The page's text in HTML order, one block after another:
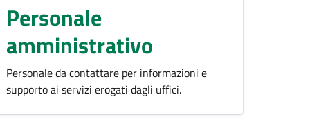
Personale
amministrativo
Personale da contattare per informazioni e
supporto ai servizi erogati dagli uffici.